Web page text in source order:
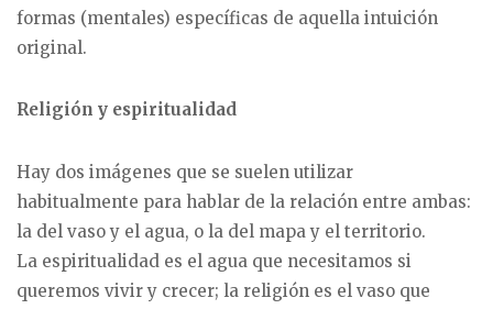
formas (mentales) específicas de aquella intuición
original.
Religión y espiritualidad
Hay dos imágenes que se suelen utilizar
habitualmente para hablar de la relación entre ambas:
la del vaso y el agua, o la del mapa y el territorio.
La espiritualidad es el agua que necesitamos si
queremos vivir y crecer; la religión es el vaso que